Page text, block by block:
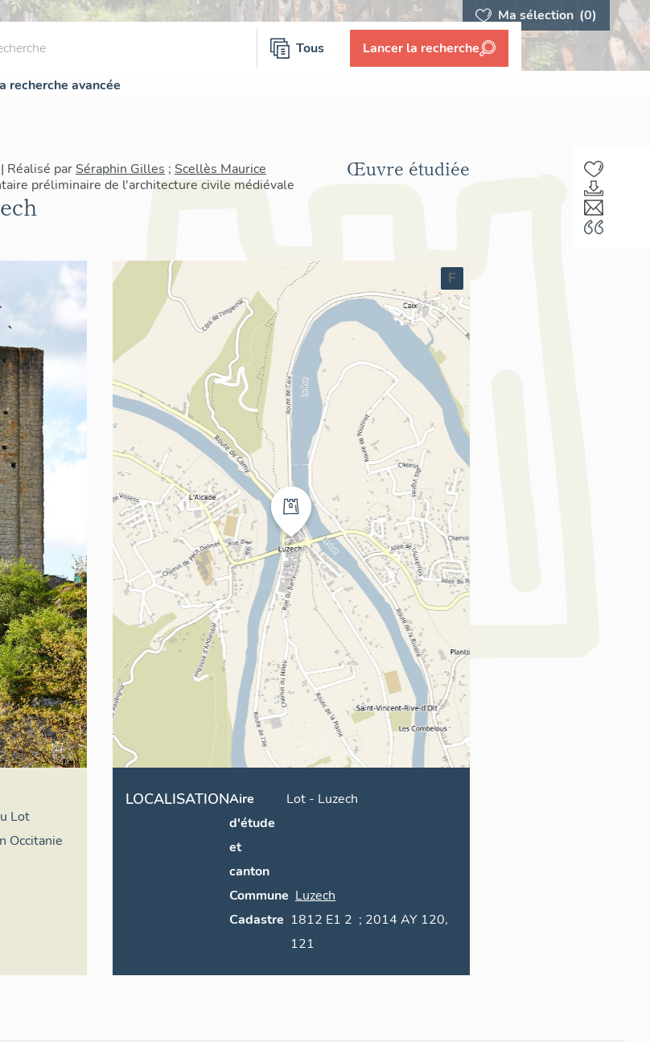
Ma sélection (0)
Tous Lancer la recherche
recherche avancée
Réalisé par Séraphin Gilles ; Scellès Maurice
préliminaire de l'architecture civile médiévale
Œuvre étudiée
Lot
Occitanie
F
LOCALISATIONAire
d'étude
et
canton
Lot- Luzech
Commune Luzech
Cadastre 1812 E1 2 ; 2014 AY 120,
121